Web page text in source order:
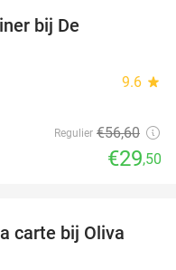
bij De
9.6 star
Regulier €56,60
€29,50
29%
carte bij Oliva